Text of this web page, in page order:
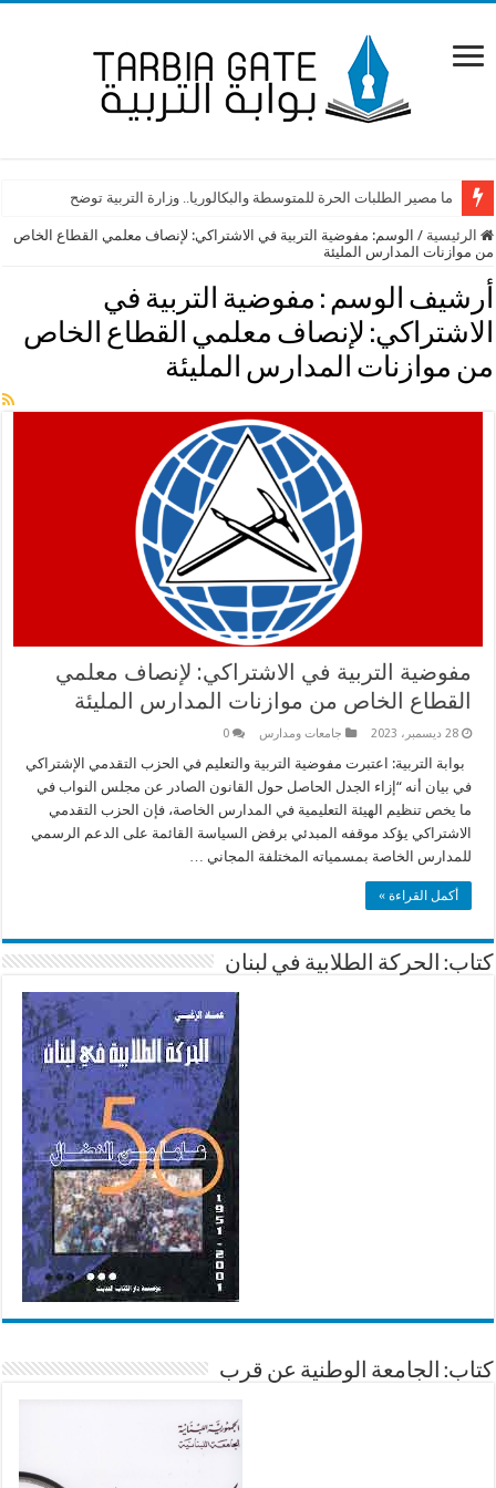
ما مصير الطلبات الحرة للمتوسطة والبكالوريا.. وزارة التربية توضح
الرئيسية / الوسم: مفوضية التربية في الاشتراكي: لإنصاف معلمي القطاع الخاص
من موازنات المدارس المليئة
أرشيف الوسم : مفوضية التربية في
الاشتراكي: لإنصاف معلمي القطاع الخاص
من موازنات المدارس المليئة
مفوضية التربية في الاشتراكي: لإنصاف معلمي
القطاع الخاص من موازنات المدارس المليئة
28 ديسمبر، 2023 جامعات ومدارس 0
بوابة التربية: اعتبرت مفوضية التربية والتعليم في الحزب التقدمي الإشتراكي
في بيان أنه “إزاء الجدل الحاصل حول القانون الصادر عن مجلس النواب في
ما يخص تنظيم الهيئة التعليمية في المدارس الخاصة، فإن الحزب التقدمي
الاشتراكي يؤكد موقفه المبدئي برفض السياسة القائمة على الدعم الرسمي
للمدارس الخاصة بمسمياته المختلفة المجاني …
أكمل القراءة »
كتاب: الحركة الطلابية في لبنان
كتاب: الجامعة الوطنية عن قرب